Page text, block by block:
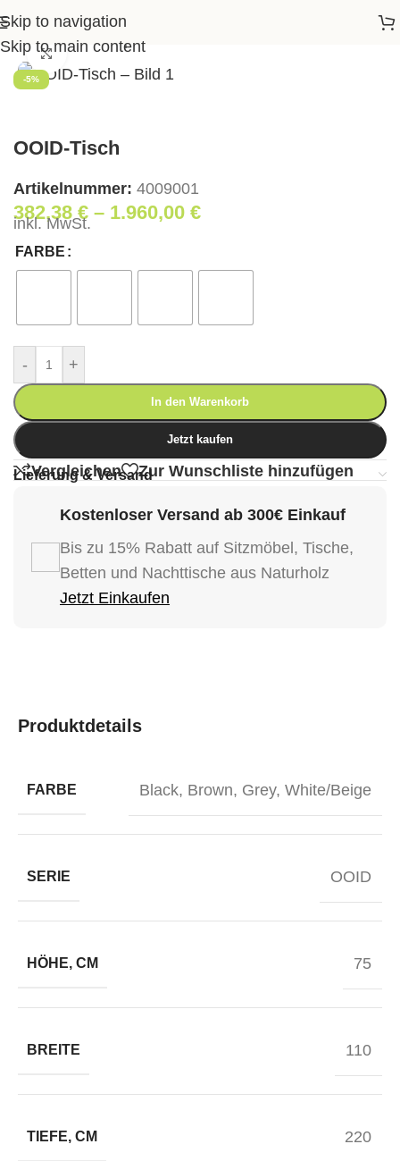
Skip to navigation
Skip to main content
Startseite>Shop>
-5%
Klick zum Vergrößern
OOID-Tisch
Artikelnummer: 4009001
382,38€ – 1.960,00 €
inkl. MwSt.
FARBE
- +
In den Warenkorb
Jetzt kaufen
Vergleichen Zur Wunschliste hinzufügen
Lieferung & Versand
Kostenloser Versand ab 300€ Einkauf
Bis zu 15% Rabatt auf Sitzmöbel, Tische,
Betten und Nachttische aus Naturholz
Jetzt Einkaufen
Produktdetails
FARBE Black, Brown, Grey, White/Beige
SERIE OOID
HÖHE, CM 75
BREITE 110
TIEFE, CM 220